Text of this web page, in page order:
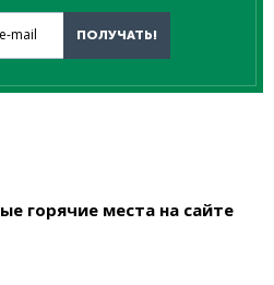
mail
ПОЛУЧАТЬ!
горячие места на сайте